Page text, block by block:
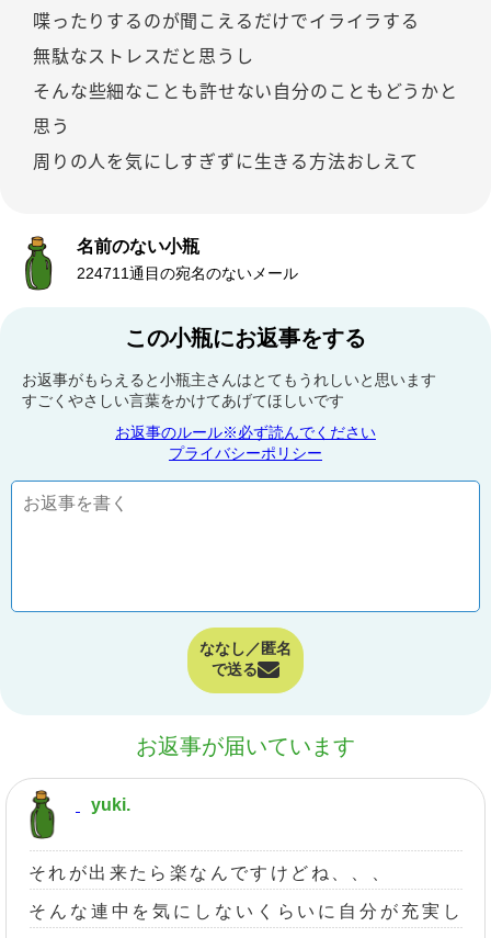
喋ったりするのが聞こえるだけでイライラする
無駄なストレスだと思うし
そんな些細なことも許せない自分のこともどうかと
思う
周りの人を気にしすぎずに生きる方法おしえて
名前のない小瓶
224711通目の宛名のないメール
この小瓶にお返事をする
お返事がもらえると小瓶主さんはとてもうれしいと思います
すごくやさしい言葉をかけてあげてほしいです
お返事のルール※必ず読んでください
プライバシーポリシー
ななし／匿名
で送る
お返事が届いています
yuki.
それが出来たら楽なんですけどね、、、
そんな連中を気にしないくらいに自分が充実し